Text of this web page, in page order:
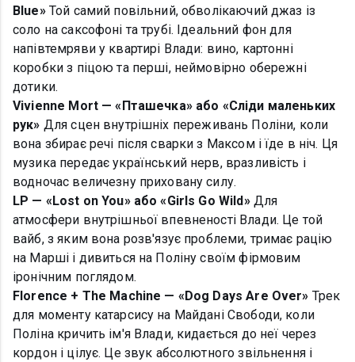
Blue»Той самий повільний, обволікаючий джаз із
соло на саксофоні та трубі. Ідеальний фон для
напівтемряви у квартирі Влади: вино, картонні
коробки з піцою та перші, неймовірно обережні
дотики.
Vivienne Mort — «Пташечка» або «Сліди маленьких
рук» Для сцен внутрішніх переживань Поліни, коли
вона збирає речі після сварки з Максом і їде в ніч. Ця
музика передає український нерв, вразливість і
водночас величезну приховану силу.
LP — «Lost on You» або «Girls Go Wild»Для
атмосфери внутрішньої впевненості Влади. Це той
вайб, з яким вона розв'язує проблеми, тримає рацію
на Марші і дивиться на Поліну своїм фірмовим
іронічним поглядом.
Florence + The Machine — «Dog Days Are Over» Трек
для моменту катарсису на Майдані Свободи, коли
Поліна кричить ім'я Влади, кидається до неї через
кордон і цілує. Це звук абсолютного звільнення і